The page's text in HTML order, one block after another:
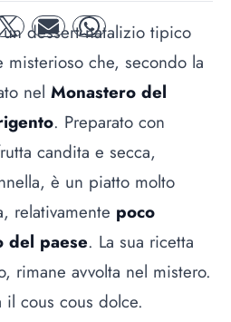
twitter mail whatsapp
dessert natalizio tipico
misterioso che, secondo la
nel Monastero del
. Preparato con
candita e secca,
è un piatto molto
relativamente poco
del paese. La sua ricetta
rimane avvolta nel mistero.
cous cous dolce.